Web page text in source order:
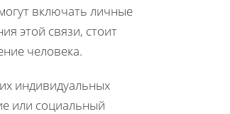
включать личные
этой связи, стоит
человека.
индивидуальных
или социальный